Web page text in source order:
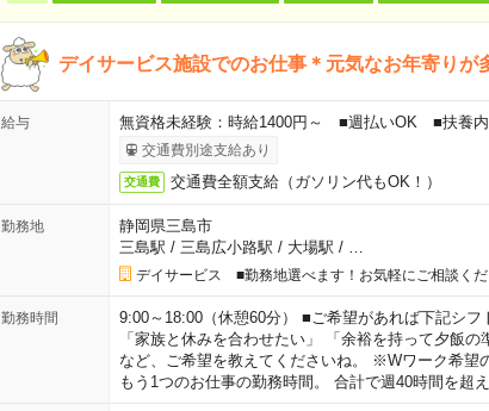
デイサービス施設でのお仕事＊元気なお年寄りが
給与 無資格未経験：時給1400円～ ■週払いOK ■扶養
交通費別途支給あり
交通費 交通費全額支給（ガソリン代もOK！）
勤務地
静岡県三島市
三島駅 / 三島広小路駅 / 大場駅 /
デイサービス ■勤務地選べます！お気軽にご相談くだ
勤務時間
9:00～18:00（休憩60分） ■ご希望があれば下記シ
「家族と休みを合わせたい」 「余裕を持って夕飯
など、ご希望を教えてくださいね。 ※Wワーク希望
もう1つのお仕事の勤務時間。 合計で週40時間を超